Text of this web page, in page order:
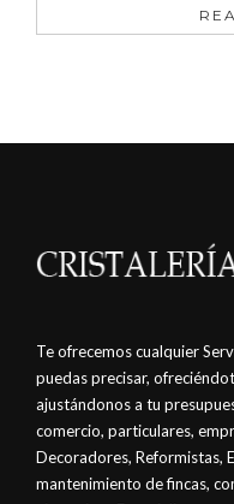
Te ofrecemos cualquier
puedas precisar,
ajustándonos a tu
comercio, particulares,
Decoradores, Reformistas,
mantenimiento de fincas,